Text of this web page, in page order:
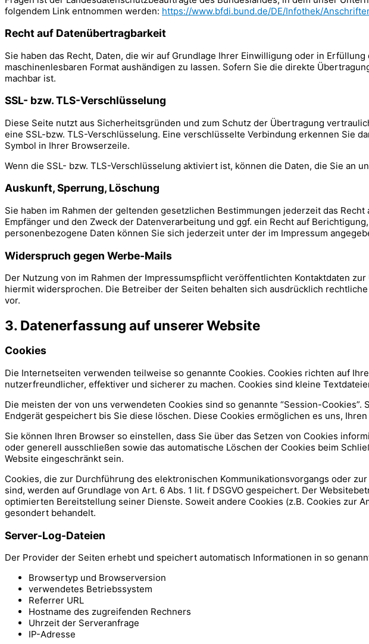
folgendem Link entnommen werden: https://www.bfdi.bund.de/DE/Infothek/
Recht auf Datenübertragbarkeit
Sie haben das Recht, Daten, die wir auf Grundlage Ihrer Einwilligung oder in
maschinenlesbaren Format aushändigen zu lassen. Sofern Sie die direkte
machbar ist.
SSL- bzw. TLS-Verschlüsselung
Diese Seite nutzt aus Sicherheitsgründen und zum Schutz der Übertragung
eine SSL-bzw. TLS-Verschlüsselung. Eine verschlüsselte Verbindung erkennen Sie
Symbol in Ihrer Browserzeile.
Wenn die SSL- bzw. TLS-Verschlüsselung aktiviert ist, können die Daten, die Sie an
Auskunft, Sperrung, Löschung
Sie haben im Rahmen der geltenden gesetzlichen Bestimmungen jederzeit das
Empfänger und den Zweck der Datenverarbeitung und ggf. ein Recht auf
personenbezogene Daten können Sie sich jederzeit unter der im Impressum
Widerspruch gegen Werbe-Mails
Der Nutzung von im Rahmen der Impressumspflicht veröffentlichten Kontaktdaten
hiermit widersprochen. Die Betreiber der Seiten behalten sich ausdrücklich
vor.
3. Datenerfassung auf unserer Website
Cookies
Die Internetseiten verwenden teilweise so genannte Cookies. Cookies richten auf
nutzerfreundlicher, effektiver und sicherer zu machen. Cookies sind kleine
Die meisten der von uns verwendeten Cookies sind so genannte “Session-
Endgerät gespeichert bis Sie diese löschen. Diese Cookies ermöglichen es uns,
Sie können Ihren Browser so einstellen, dass Sie über das Setzen von Cookies
oder generell ausschließen sowie das automatische Löschen der Cookies beim
Website eingeschränkt sein.
Cookies, die zur Durchführung des elektronischen Kommunikationsvorgangs oder
sind, werden auf Grundlage von Art. 6 Abs. 1 lit. f DSGVO gespeichert. Der
optimierten Bereitstellung seiner Dienste. Soweit andere Cookies (z.B. Cookies zur
gesondert behandelt.
Server-Log-Dateien
Der Provider der Seiten erhebt und speichert automatisch Informationen in so
Browsertyp und Browserversion
verwendetes Betriebssystem
Referrer URL
Hostname des zugreifenden Rechners
Uhrzeit der Serveranfrage
IP-Adresse